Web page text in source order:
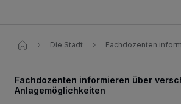
Die Stadt Fachdozenten
Fachdozenten informieren über
Anlagemöglichkeiten